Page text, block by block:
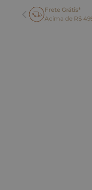
Frete Grátis*
Acima de R$